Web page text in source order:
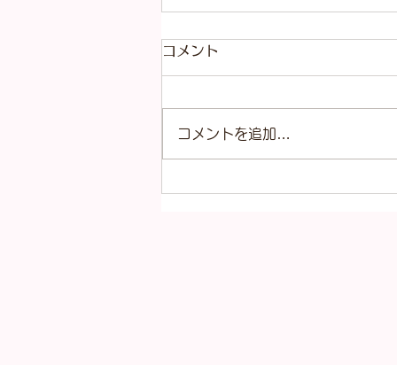
サングラス各種入荷いたしま
コメント
コメントを追加…